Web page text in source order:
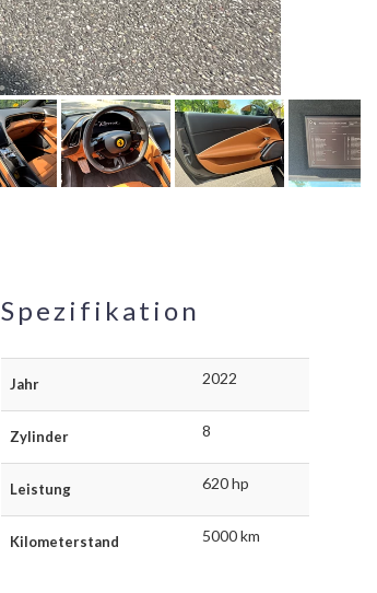
Spezifikation
Jahr 2022
Zylinder 8
Leistung 620 hp
Kilometerstand 5000 km